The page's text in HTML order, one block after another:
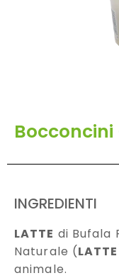
INGREDIENTI
LATTE di Bufala
Naturale (LATTE
animale.